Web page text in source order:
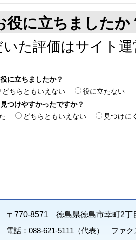
役に立ちましたか
た評価はサイト
に立ちましたか？
どちらともいえない
役に立たない
つけやすかったですか？
どちらともいえない 見つけに
〒770-8571 徳島県徳島市幸町2丁
電話：088-621-5111（代表） ファク